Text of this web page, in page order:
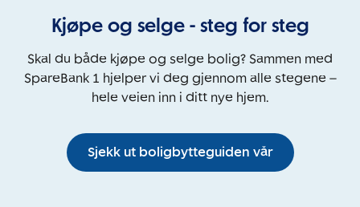
Kjøpe og selge - steg for steg
Skal du både kjøpe og selge bolig? Sammen med
SpareBank 1 hjelper vi deg gjennom alle stegene –
hele veien inn i ditt nye hjem.
Sjekk ut boligbytteguiden vår